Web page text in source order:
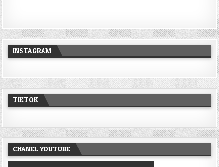
INSTAGRAM
TIKTOK
CHANEL YOUTUBE